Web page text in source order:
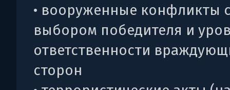
• вооруженные конфликты
выбором победителя и
ответственности
сторон